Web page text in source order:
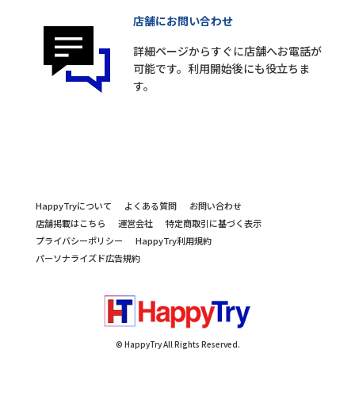
店舗にお問い合わせ
詳細ページからすぐに店舗へお電話が
可能です。利用開始後にも役立ちま
す。
HappyTryについて よくある質問
お問い合わせ
店舗掲載はこちら
運営会社
特定商取引に基づく表示
プライバシーポリシー
HappyTry利用規約
パーソナライズド広告規約
© HappyTry All Rights Reserved.